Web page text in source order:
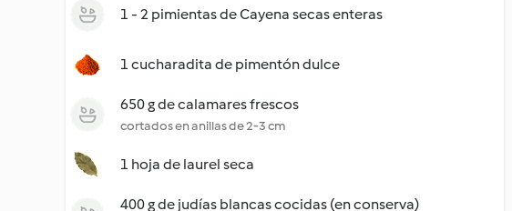
1 - 2 pimientas de Cayena secas enteras
1 cucharadita de pimentón dulce
650 g de calamares frescos
cortados en anillas de 2-3 cm
1 hoja de laurel seca
400 g de judías blancas cocidas (en conserva)